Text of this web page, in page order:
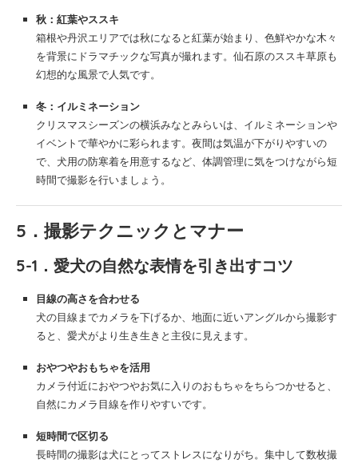
秋：紅葉やススキ
箱根や丹沢エリアでは秋になると紅葉が始まり、色鮮やかな木々
を背景にドラマチックな写真が撮れます。仙石原のススキ草原も
幻想的な風景で人気です。
冬：イルミネーション
クリスマスシーズンの横浜みなとみらいは、イルミネーションや
イベントで華やかに彩られます。夜間は気温が下がりやすいの
で、犬用の防寒着を用意するなど、体調管理に気をつけながら短
時間で撮影を行いましょう。
5．撮影テクニックとマナー
5-1．愛犬の自然な表情を引き出すコツ
目線の高さを合わせる
犬の目線までカメラを下げるか、地面に近いアングルから撮影す
ると、愛犬がより生き生きと主役に見えます。
おやつやおもちゃを活用
カメラ付近におやつやお気に入りのおもちゃをちらつかせると、
自然にカメラ目線を作りやすいです。
短時間で区切る
長時間の撮影は犬にとってストレスになりがち。集中して数枚撮